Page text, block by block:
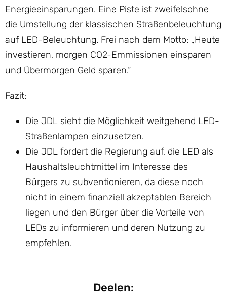
Energieeinsparungen. Eine Piste ist zweifelsohne
die Umstellung der klassischen Straßenbeleuchtung
auf LED-Beleuchtung. Frei nach dem Motto: „Heute
investieren, morgen CO2-Emmissionen einsparen
und Übermorgen Geld sparen.“
Fazit:
Die JDL sieht die Möglichkeit weitgehend LED-
Straßenlampen einzusetzen.
Die JDL fordert die Regierung auf, die LED als
Haushaltsleuchtmittel im Interesse des
Bürgers zu subventionieren, da diese noch
nicht in einem finanziell akzeptablen Bereich
liegen und den Bürger über die Vorteile von
LEDs zu informieren und deren Nutzung zu
empfehlen.
Deelen: